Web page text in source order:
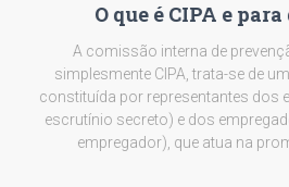
O que é CIPA e
A comissão interna de
simplesmente CIPA, trata-se de
constituída por representantes dos
escrutínio secreto) e dos
empregador), que atua na